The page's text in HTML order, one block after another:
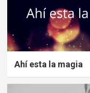
Ahí esta la magia